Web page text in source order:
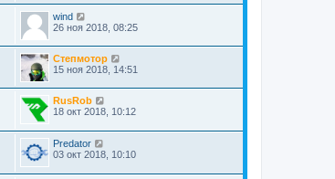
wind
26 ноя 2018, 08:25
Степмотор
15 ноя 2018, 14:51
RusRob
18 окт 2018, 10:12
Predator
03 окт 2018, 10:10